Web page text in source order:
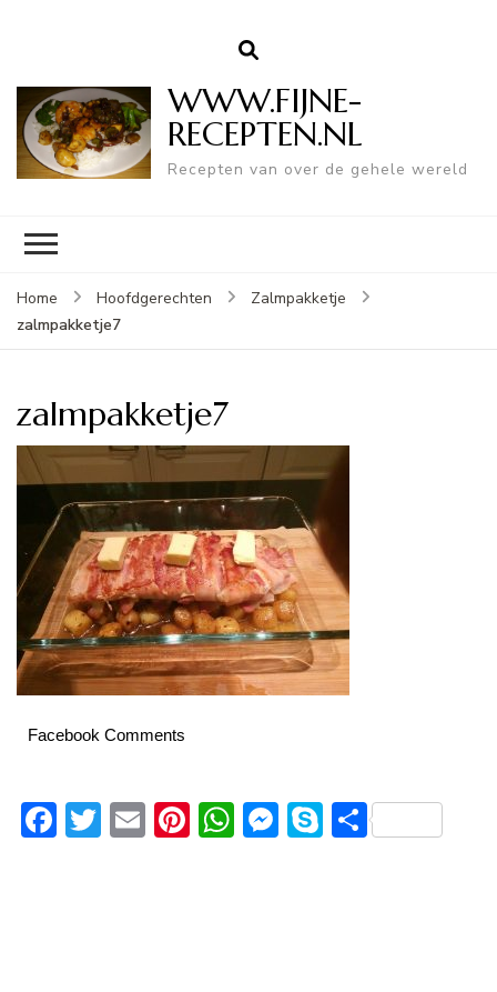
WWW.FIJNE-
RECEPTEN.NL
Recepten van over de gehele wereld
Home Hoofdgerechten
Zalmpakketje
zalmpakketje7
zalmpakketje7
Facebook Comments
Facebook
Twitter
EmailPinterest
WhatsApp
Messenger
Skype
Delen